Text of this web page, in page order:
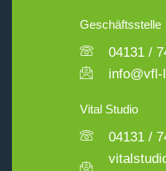
Geschäftsstelle
04131 /
info@vfl-
Vital Studio
04131 /